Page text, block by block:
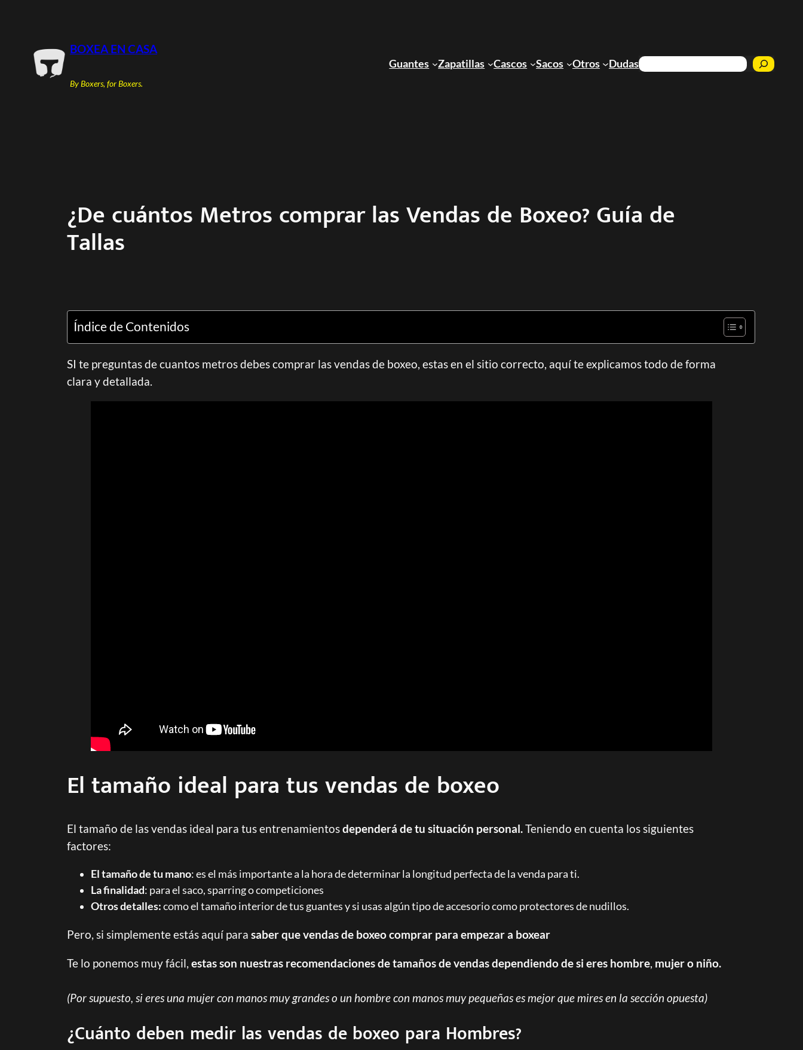
BOXEA EN CASA
By Boxers, for Boxers.
Guantes Zapatillas Cascos Sacos Otros DudasBuscar
¿De cuántos Metros comprar las Vendas de Boxeo? Guía de
Tallas
Índice de Contenidos
SI te preguntas de cuantos metros debes comprar las vendas de boxeo, estas en el sitio correcto, aquí te explicamos todo de forma
clara y detallada.
El tamaño ideal para tus vendas de boxeo
El tamaño de las vendas ideal para tus entrenamientosdependerá de tu situación personal.Teniendo en cuenta los siguientes
factores:
El tamaño de tu mano: es el más importante a la hora de determinar la longitud perfecta de la venda para ti.
La finalidad: para el saco, sparring o competiciones
Otros detalles:como el tamaño interior de tus guantes y si usas algún tipo de accesoriocomo protectores de nudillos.
Pero, si simplemente estás aquí para saber que vendas de boxeo comprar para empezar a boxear
Te lo ponemos muy fácil, estas son nuestras recomendaciones de tamaños de vendas dependiendo de si eres hombre, mujero niño.
(Por supuesto, si eres una mujer con manos muy grandes o un hombre con manos muy pequeñas es mejor que mires en la sección opuesta)
¿Cuánto deben medir las vendas de boxeo para Hombres?